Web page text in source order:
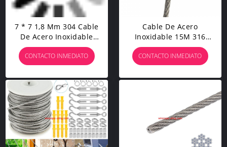
7 * 7 1,8 Mm 304 Cable
De Acero Inoxidable
Fabricado Por El
Fabricante
CONTACTO INMEDIATO
Cable De Acero
Inoxidable 15M 316
Diámetro De 1,5 Mm
CONTACTO INMEDIATO